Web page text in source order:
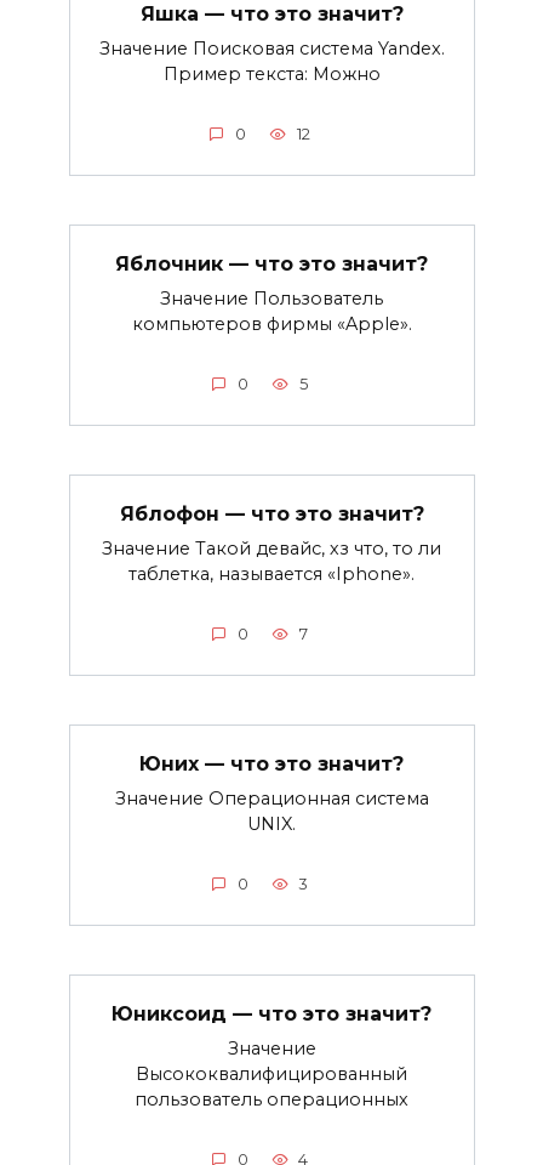
Яшка — что это значит?
Значение Поисковая система Yandex.
Пример текста: Можно
0 12
Яблочник — что это значит?
Значение Пользователь
компьютеров фирмы «Apple».
0 5
Яблофон — что это значит?
Значение Такой девайс, хз что, то ли
таблетка, называется «Iphone».
0 7
Юних — что это значит?
Значение Операционная система
UNIX.
0 3
Юниксоид — что это значит?
Значение
Высококвалифицированный
пользователь операционных
0 4